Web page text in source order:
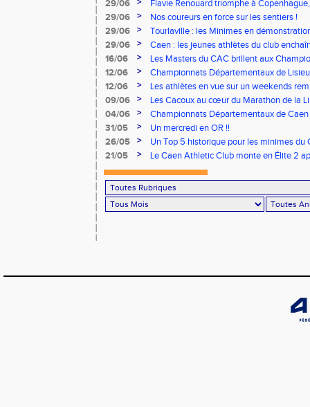
29/06
Flavie Renouard triomphe à
brillent sur tous les fronts
29/06 >
Nos coureurs en force sur les sentiers !
29/06
>
Tourlaville : les Minimes en
29/06
>
Caen : les jeunes athlètes du club
16/06
>
Les Masters du CAC brillent aux
12/06
>
Championnats Départementaux de
remarquables pour nos jeunes athlètes
12/06 >
Les athlètes en vue sur un weekends
09/06
>
Les Cacoux au cœur du Marathon de la
04/06
>
Championnats Départementaux de
rendez-vous
31/05 >
Un mercredi en OR !!
26/05
>
Un Top 5 historique pour les minimes du
Finale Nationale Equip’Athlé !
21/05 >
Le Caen Athletic Club monte en Élite 2